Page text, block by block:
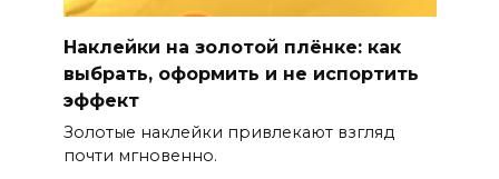
Наклейки на золотой плёнке: как
выбрать, оформить и не испортить
эффект
Золотые наклейки привлекают взгляд
почти мгновенно.